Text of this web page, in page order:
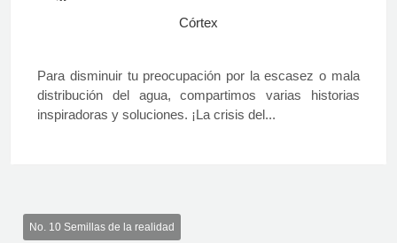
Córtex
Para disminuir tu preocupación por la escasez o mala
distribución del agua, compartimos varias historias
inspiradoras y soluciones. ¡La crisis del...
No. 10 Semillas de la realidad